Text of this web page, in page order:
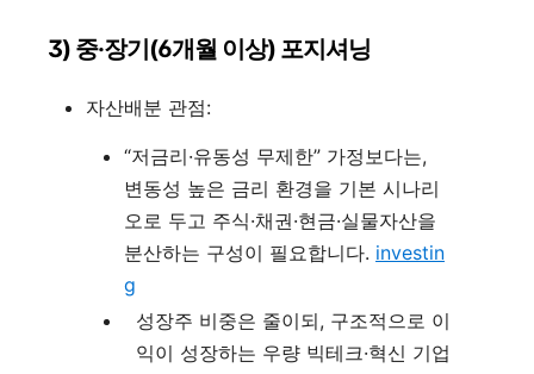
3) 중·장기(6개월 이상) 포지셔닝
자산배분 관점:
“저금리·유동성 무제한” 가정보다는,
변동성 높은 금리 환경을 기본 시나리
오로 두고 주식·채권·현금·실물자산을
분산하는 구성이 필요합니다. investin
g
성장주 비중은 줄이되, 구조적으로 이
익이 성장하는 우량 빅테크·혁신 기업